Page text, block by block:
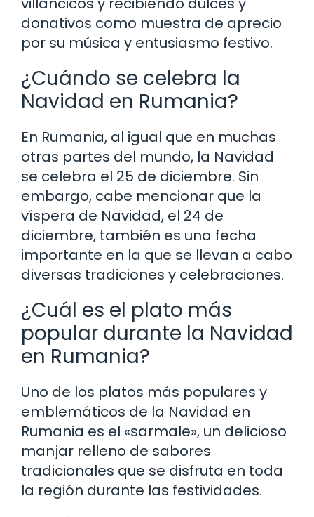
donativos como muestra de aprecio
por su música y entusiasmo festivo.
¿Cuándo se celebra la
Navidad en Rumania?
En Rumania, al igual que en muchas
otras partes del mundo, la Navidad
se celebra el 25 de diciembre. Sin
embargo, cabe mencionar que la
víspera de Navidad, el 24 de
diciembre, también es una fecha
importante en la que se llevan a cabo
diversas tradiciones y celebraciones.
¿Cuál es el plato más
popular durante la Navidad
en Rumania?
Uno de los platos más populares y
emblemáticos de la Navidad en
Rumania es el «sarmale», un delicioso
manjar relleno de sabores
tradicionales que se disfruta en toda
la región durante las festividades.